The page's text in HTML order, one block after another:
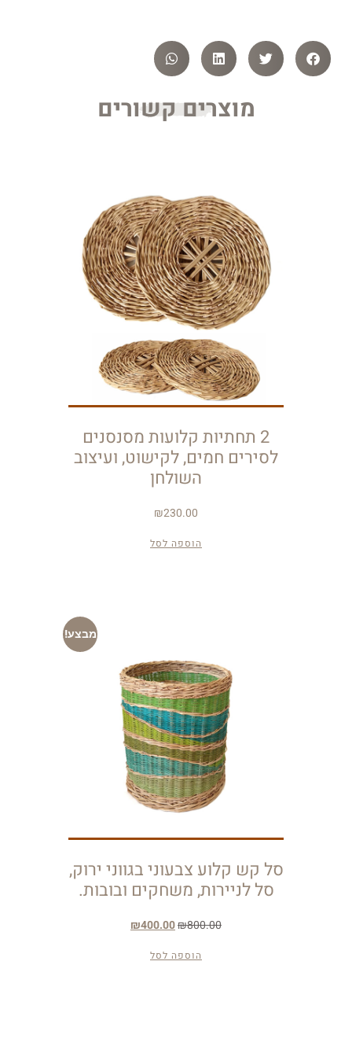
מוצרים קשורים
2 תחתיות קלועות מסנסנים
לסירים חמים, לקישוט, ועיצוב
השולחן
₪230.00
הוספה לסל
מבצע!
סל קש קלוע צבעוני בגווני ירוק,
סל לניירות, משחקים ובובות.
₪800.00
₪400.00
הוספה לסל